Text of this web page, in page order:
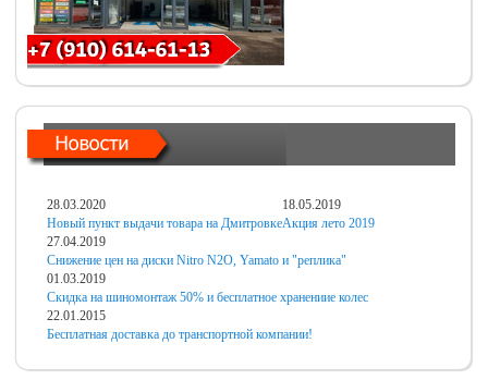
28.03.2020
Новый пункт выдачи товара на Дмитровке
18.05.2019
Акция лето 2019
27.04.2019
Снижение цен на диски Nitro N2O, Yamato и "реплика"
01.03.2019
Скидка на шиномонтаж 50% и бесплатное хранениие колес
22.01.2015
Бесплатная доставка до транспортной компании!